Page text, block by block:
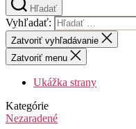
Hľadať
Vyhľadať:
Zatvoriť vyhľadávanie
Zatvoriť menu
Ukážka strany
Kategórie
Nezaradené